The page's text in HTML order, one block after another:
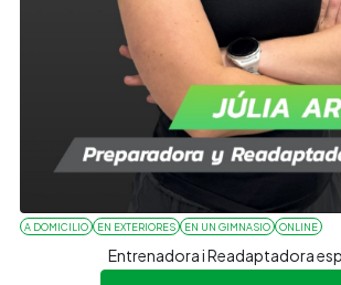
A DOMICILIO EN EXTERIORES EN UN GIMNASIO ONLINE
Entrenadora i Readaptadora